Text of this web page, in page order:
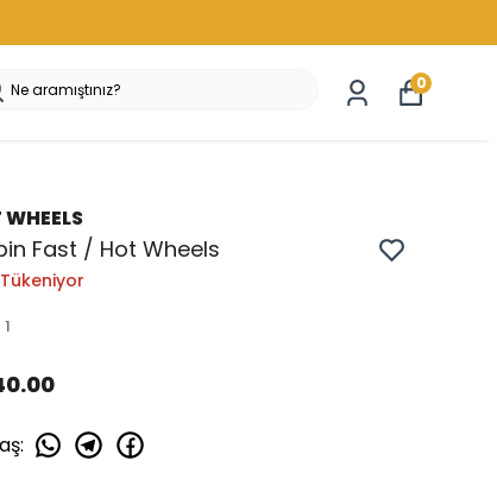
0
Fast / Hot Wheels
Tükeniyor
1
: